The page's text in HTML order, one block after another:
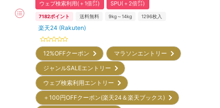
ウェブ検索利用(＋1倍㌽)
SPU(＋2倍㌽)
7182ポイント 送料無料 9kg～14kg 1296枚入
楽天24 (Rakuten)
12%OFFクーポン
マラソンエントリー
ジャンルSALEエントリー
ウェブ検索利用エントリー
＋100円OFFクーポン(楽天24＆楽天ブックス)